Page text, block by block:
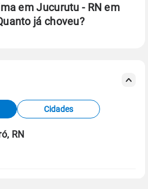
em Jucurutu - RN em
já choveu?
de estações
do Centro de Previsão
(CPTEC).
sobre os dados
Cidades
RN